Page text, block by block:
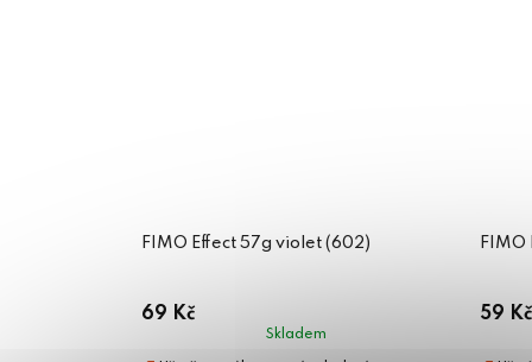
FIMO Effect 57g violet (602)
69 Kč
Skladem
FIMO
59 Kč